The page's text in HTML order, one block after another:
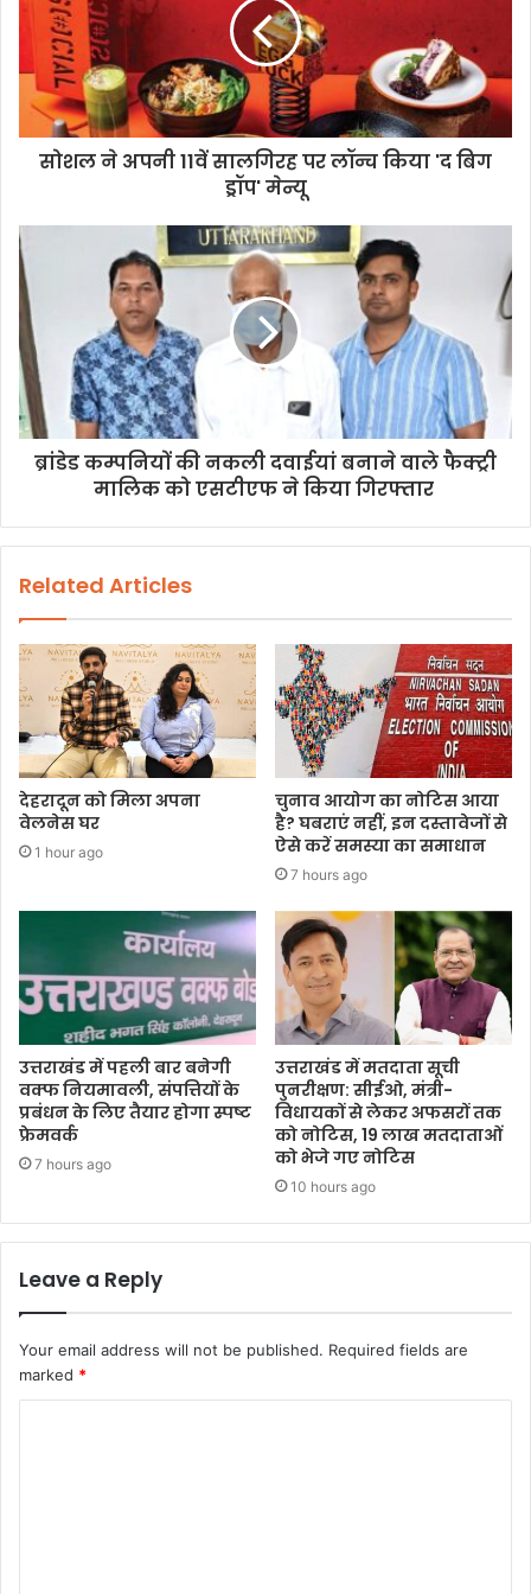
e
सोशल ने अपनी 11वें सालगिरह पर लॉन्च किया 'द बिग
ड्रॉप' मेन्यू
ब्रांडेड कम्पनियों की नकली दवाईयां बनाने वाले फैक्ट्री
मालिक को एसटीएफ ने किया गिरफ्तार
Related Articles
देहरादून को मिला अपना
वेलनेस घर
1 hour ago
चुनाव आयोग का नोटिस आया
है? घबराएं नहीं, इन दस्तावेजों से
ऐसे करें समस्या का समाधान
7 hours ago
उत्तराखंड में पहली बार बनेगी
वक्फ नियमावली, संपत्तियों के
प्रबंधन के लिए तैयार होगा स्पष्ट
फ्रेमवर्क
7 hours ago
उत्तराखंड में मतदाता सूची
पुनरीक्षण: सीईओ, मंत्री-
विधायकों से लेकर अफसरों तक
को नोटिस, 19 लाख मतदाताओं
को भेजे गए नोटिस
10 hours ago
Leave a Reply
Your email address will not be published. Required fields are
marked *